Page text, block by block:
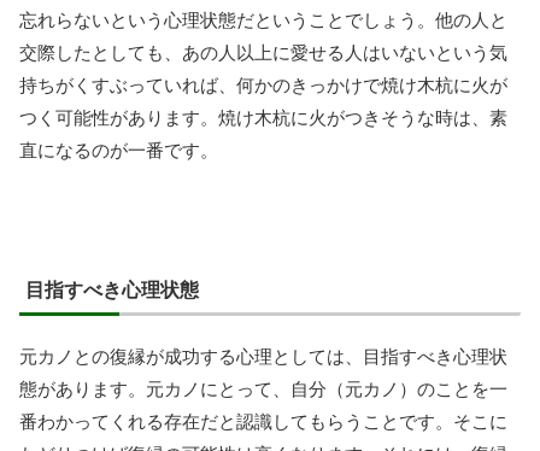
忘れらないという心理状態だということでしょう。他の人と
交際したとしても、あの人以上に愛せる人はいないという気
持ちがくすぶっていれば、何かのきっかけで焼け木杭に火が
つく可能性があります。焼け木杭に火がつきそうな時は、素
直になるのが一番です。
目指すべき心理状態
元カノとの復縁が成功する心理としては、目指すべき心理状
態があります。元カノにとって、自分（元カノ）のことを一
番わかってくれる存在だと認識してもらうことです。そこに